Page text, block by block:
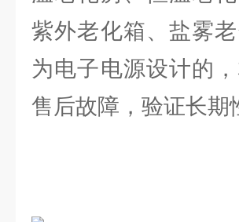
紫外老化箱、盐雾
为电子电源设计的
售后故障，验证长